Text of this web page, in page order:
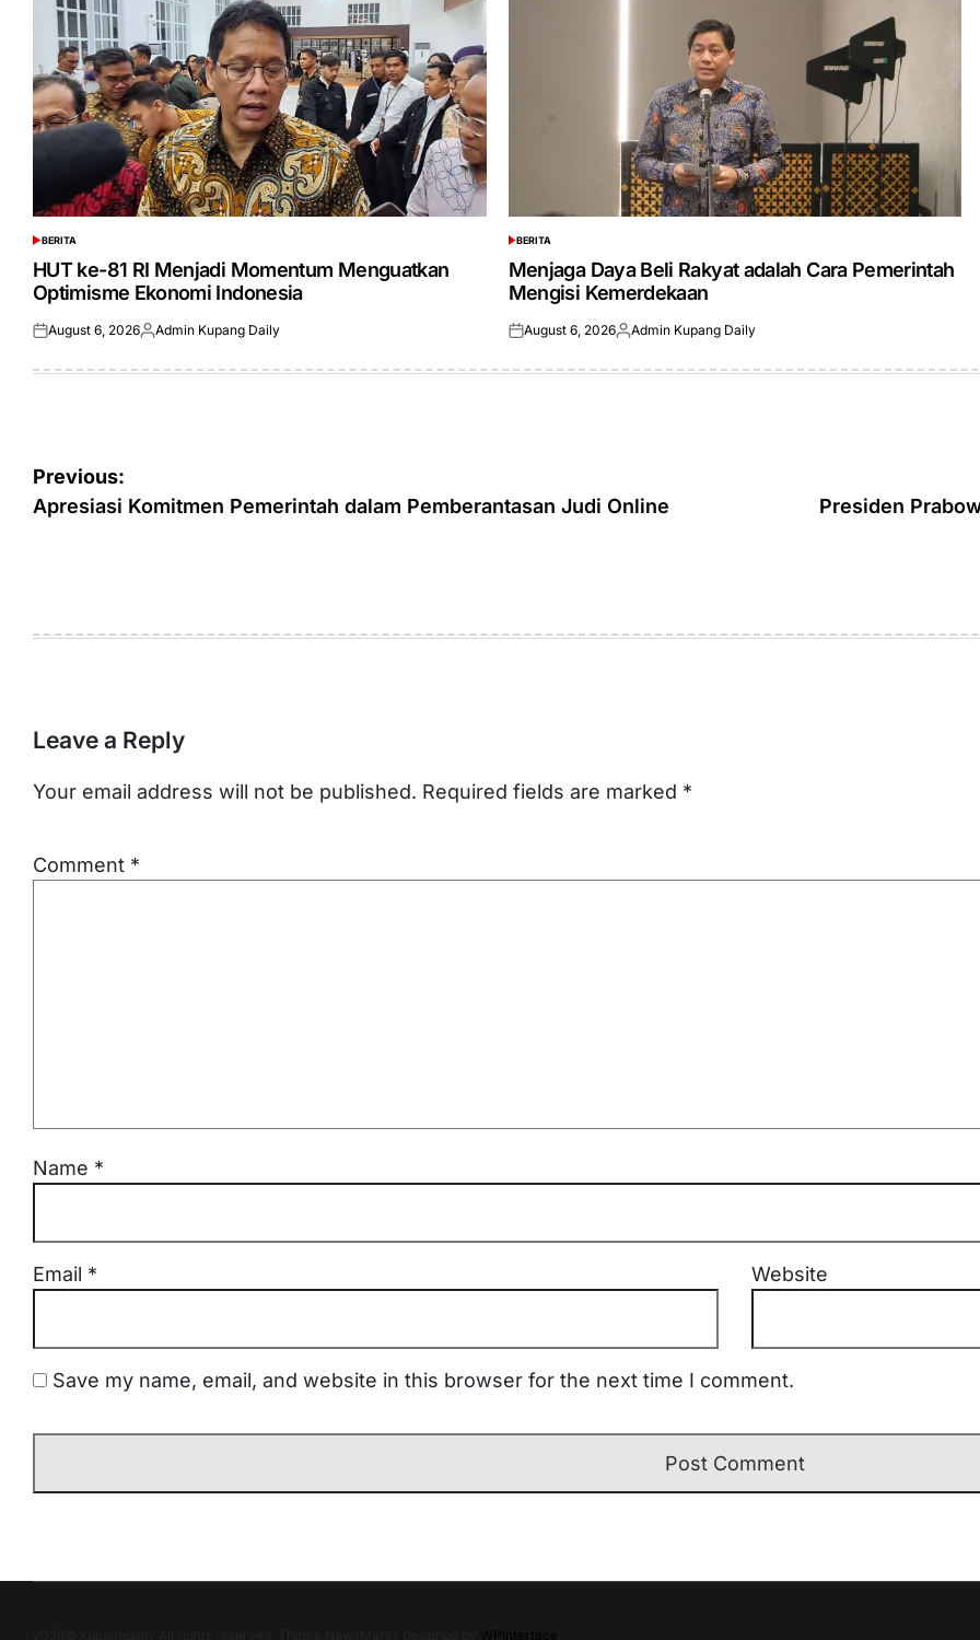
POSTED
IN
BERITA
HUT ke-81 RI Menjadi Momentum Menguatkan
Optimisme Ekonomi Indonesia
Posted
August 6, 2026Posted
Admin Kupang Daily
POSTED
IN
BERITA
Menjaga Daya Beli Rakyat adalah Cara Pemerintah
Mengisi Kemerdekaan
Posted
August 6, 2026Posted
Admin Kupang Daily
Post
navigation
Previous:
Apresiasi Komitmen Pemerintah dalam Pemberantasan Judi Online
Presiden
Leave a Reply
Your email address will not be published. Required fields are marked *
Comment *
Name *
Email * Website
Save my name, email, and website in this browser for the next time I comment.